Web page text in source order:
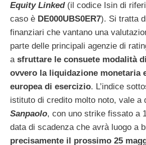
Equity Linked(il codice Isin di
caso è DE000UBS0ER7). Si tratta
finanziari che vantano una
parte delle principali agenzie di
a sfruttare le consuete modalità
ovvero la liquidazione monetaria
europea di esercizio. L’indice
istituto di credito molto noto, vale a
Sanpaolo, con uno strike fissato a
data di scadenza che avrà luogo a
precisamente il prossimo 25